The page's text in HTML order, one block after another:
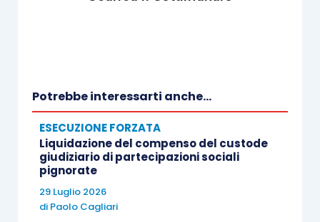
Potrebbe interessarti anche...
ESECUZIONE FORZATA
Liquidazione del compenso del custode
giudiziario di partecipazioni sociali
pignorate
29 Luglio 2026
di Paolo Cagliari